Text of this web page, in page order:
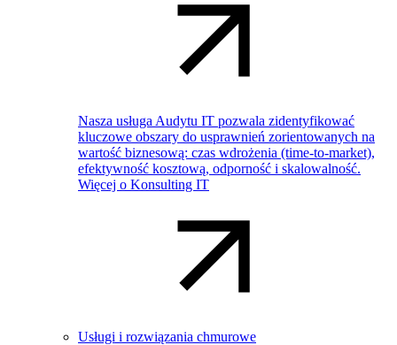
Nasza usługa Audytu IT pozwala zidentyfikować
kluczowe obszary do usprawnień zorientowanych na
wartość biznesową: czas wdrożenia (time-to-market),
efektywność kosztową, odporność i skalowalność.
Więcej o Konsulting IT
Usługi i rozwiązania chmurowe